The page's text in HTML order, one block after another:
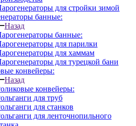
для стройки зимой
банные:
Назад
банные:
для парилки
для хаммам
для турецкой бани
конвейеры:
Назад
конвейеры:
для труб
для станков
для ленточнопильного